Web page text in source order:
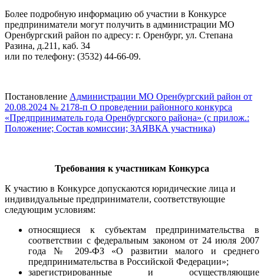
Более подробную информацию об участии в Конкурсе
предприниматели могут получить в администрации МО
Оренбургский район по адресу: г. Оренбург, ул. Степана
Разина, д.211, каб. 34
или по телефону: (3532) 44-66-09.
Постановление Администрации МО Оренбургский район от
20.08.2024 № 2178-п О проведении районного конкурса
«Предприниматель года Оренбургского района» (с прилож.:
Положение; Состав комиссии; ЗАЯВКА участника)
Требования к участникам Конкурса
К участию в Конкурсе допускаются юридические лица и
индивидуальные предприниматели, соответствующие
следующим условиям:
относящиеся к субъектам предпринимательства в
соответствии с федеральным законом от 24 июля 2007
года № 209-ФЗ «О развитии малого и среднего
предпринимательства в Российской Федерации»;
зарегистрированные и осуществляющие